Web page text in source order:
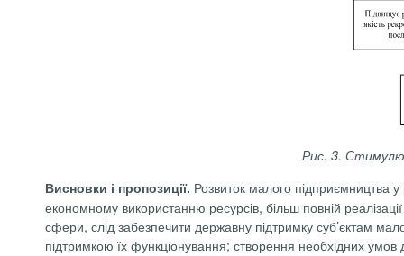
Рис. 3.
Висновки і пропозиції. Розвиток малого підприємництва у
економному використанню ресурсів, більш повній
сфери, слід забезпечити державну підтримку суб’єктам
підтримкою їх функціонування; створення необхідних